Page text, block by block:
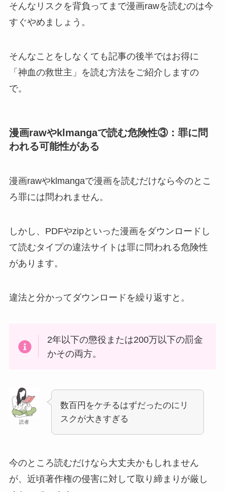
そんなリスクを背負ってまで漫画rawを読むのは今
すぐやめましょう。
そんなことをしなくても記事の後半ではお得に
「神血の救世主」を読む方法をご紹介しますの
で。
漫画rawやklmangaで読む危険性③：罪に問
われる可能性がある
漫画rawやklmangaで漫画を読むだけなら今のとこ
ろ罪には問われません。
しかし、PDFやzipといった漫画をダウンロードし
て読むタイプの違法サイトは罪に問われる危険性
があります。
違法と分かってダウンロードを繰り返すと。
2年以下の懲役または200万以下の罰金
かその両方。
読者
数百円をケチるはずだったのにリ
スクが大きすぎる
今のところ読むだけなら大丈夫かもしれません
が、近頃著作権の侵害に対して取り締まりが厳し